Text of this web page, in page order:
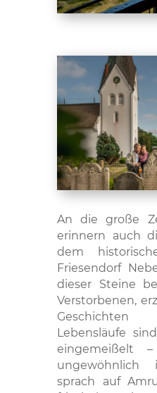
An die große
erinnern auch
dem
Friesendorf
dieser Steine
Verstorbenen,
Lebensläufe
eingemeißelt
sprach auf